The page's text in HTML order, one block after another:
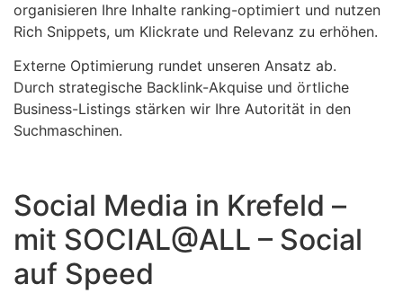
organisieren Ihre Inhalte ranking-optimiert und nutzen
Rich Snippets, um Klickrate und Relevanz zu erhöhen.
Externe Optimierung rundet unseren Ansatz ab.
Durch strategische Backlink-Akquise und örtliche
Business-Listings stärken wir Ihre Autorität in den
Suchmaschinen.
Social Media in Krefeld –
mit SOCIAL@ALL – Social
auf Speed